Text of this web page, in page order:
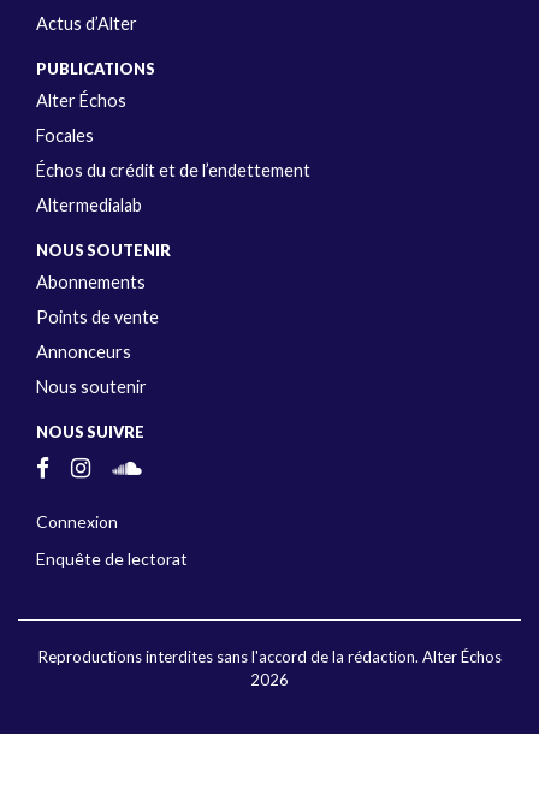
Actus d’Alter
PUBLICATIONS
Alter Échos
Focales
Échos du crédit et de l’endettement
Altermedialab
NOUS SOUTENIR
Abonnements
Points de vente
Annonceurs
Nous soutenir
NOUS SUIVRE
Connexion
Enquête de lectorat
Reproductions interdites sans l'accord de la rédaction. Alter Échos
2026